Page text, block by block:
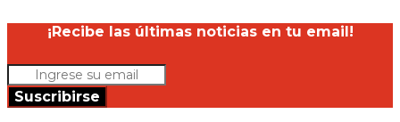
¡Recibe las últimas noticias en tu email!
Suscribirse